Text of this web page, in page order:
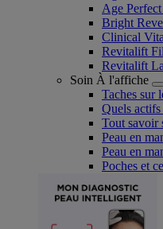
Age
Bright
Clinical
Revitalift
Revitalift
Soin À l'affiche
Taches sur
Quels
Tout savoir
Peau en
Peau en
Poches et